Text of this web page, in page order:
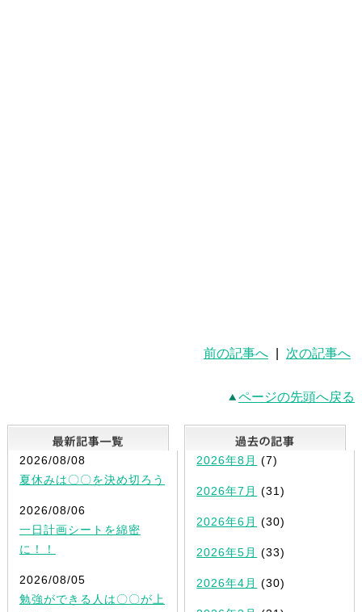
前の記事へ 次の記事へ
ページの先頭へ戻る
最新記事一覧
2026/08/08
夏休みは〇〇を決め切ろう
2026/08/06
一日計画シートを綿密
に！！
2026/08/05
勉強ができる人は〇〇が上
2026年8月 (7)
2026年7月 (31)
2026年6月 (30)
2026年5月 (33)
2026年4月 (30)